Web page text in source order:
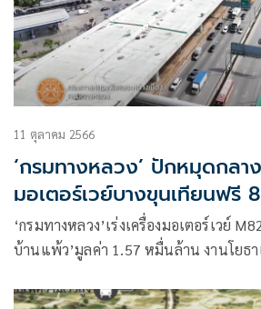
11 ตุลาคม 2566
‘กรมทางหลวง’ ปักหมุดกลา
มอเตอร์เวย์บางขุนเทียนฟรี
‘กรมทางหลวง’เร่งเครื่องมอเตอร์เวย์
บ้านแพ้ว’มูลค่า 1.57 หมื่นล้าน งานโยธ
ส่วนมอเตอร์เวย์ ‘บางปะอิน-โคราช’เสร็